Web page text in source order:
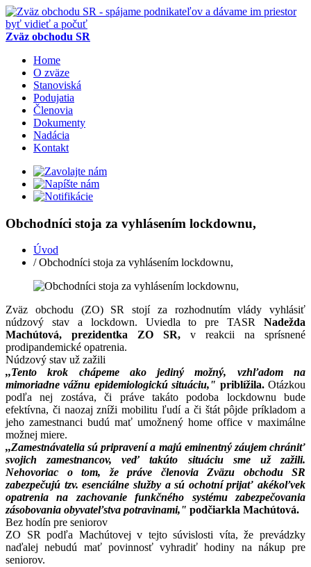
Zväz obchodu SR
Home
O zväze
Stanoviská
Podujatia
Členovia
Dokumenty
Nadácia
Kontakt
Obchodníci stoja za vyhlásením lockdownu,
Úvod
/ Obchodníci stoja za vyhlásením lockdownu,
Zväz obchodu (ZO) SR stojí za rozhodnutím vlády vyhlásiť
núdzový stav a lockdown. Uviedla to pre TASR Nadežda
Machútová, prezidentka ZO SR, v reakcii na sprísnené
prodipandemické opatrenia.
Núdzový stav už zažili
,,Tento krok chápeme ako jediný možný, vzhľadom na
mimoriadne vážnu epidemiologickú situáciu," priblížila.Otázkou
podľa nej zostáva, či práve takáto podoba lockdownu bude
efektívna, či naozaj zníži mobilitu ľudí a či štát pôjde príkladom a
jeho zamestnanci budú mať umožnený home office v maximálne
možnej miere.
,,Zamestnávatelia sú pripravení a majú eminentný záujem chrániť
svojich zamestnancov, veď takúto situáciu sme už zažili.
Nehovoriac o tom, že práve členovia Zväzu obchodu SR
zabezpečujú tzv. esenciálne služby a sú ochotní prijať akékoľvek
opatrenia na zachovanie funkčného systému zabezpečovania
zásobovania obyvateľstva potravinami," podčiarkla Machútová.
Bez hodín pre seniorov
ZO SR podľa Machútovej v tejto súvislosti víta, že prevádzky
naďalej nebudú mať povinnosť vyhradiť hodiny na nákup pre
seniorov.